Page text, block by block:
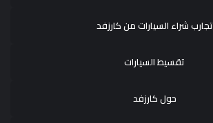
تجارب شراء السيارات من كارزفد
تقسيط السيارات
حول كارزفد